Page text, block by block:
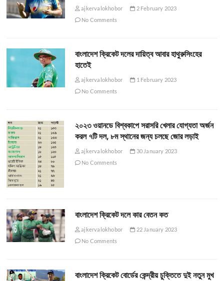
ajkervalokhobor
2 February 2023
No Comments
বাংলাদেশ ক্রিকেট দলের দায়িত্ব আবার হাথুরুসিংহের
হাতেই
ajkervalokhobor
1 February 2023
No Comments
২০২৩ ওয়ানডে বিশ্বকাপে সরাসরি খেলার যোগ্যতা অর্জন
করল ৭টি দল, ৮ম স্থানের জন্য চলছে জোর লড়াই
ajkervalokhobor
30 January 2023
No Comments
বাংলাদেশ ক্রিকেট দলে কার বেতন কত
ajkervalokhobor
22 January 2023
No Comments
বাংলাদেশ ক্রিকেট বোর্ডের কেন্দ্রীয় চুক্তিতে দুই নতুন মুখ